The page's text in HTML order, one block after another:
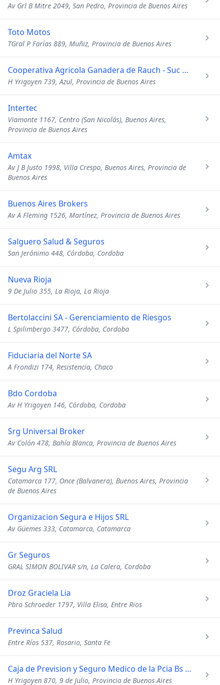
Av Grl B Mitre 2049, San Pedro, Provincia de Buenos Aires
Toto Motos
TGral P Farías 889, Muñiz, Provincia de Buenos Aires
Cooperativa Agricola Ganadera de Rauch - Suc Azul
H Yrigoyen 739, Azul, Provincia de Buenos Aires
Intertec
Viamonte 1167, Centro (San Nicolás), Buenos Aires,
Provincia de Buenos Aires
Amtax
Av J B Justo 1998, Villa Crespo, Buenos Aires, Provincia de
Buenos Aires
Buenos Aires Brokers
Av A Fleming 1526, Martínez, Provincia de Buenos Aires
Salguero Salud & Seguros
San Jerónimo 448, Córdoba, Cordoba
Nueva Rioja
9 De Julio 355, La Rioja, La Rioja
Bertolaccini SA - Gerenciamiento de Riesgos
L Spilimbergo 3477, Córdoba, Cordoba
Fiduciaria del Norte SA
A Frondizi 174, Resistencia, Chaco
Bdo Cordoba
Av H Yrigoyen 146, Córdoba, Cordoba
Srg Universal Broker
Av Colón 478, Bahía Blanca, Provincia de Buenos Aires
Segu Arg SRL
Catamarca 177, Once (Balvanera), Buenos Aires, Provincia
de Buenos Aires
Organizacion Segura e Hijos SRL
Av Güemes 333, Catamarca, Catamarca
Gr Seguros
GRAL SIMON BOLIVAR s/n, La Calera, Cordoba
Droz Graciela Lia
Pbro Schroeder 1797, Villa Elisa, Entre Rios
Previnca Salud
Entre Ríos 537, Rosario, Santa Fe
Caja de Prevision y Seguro Medico de la Pcia Bs As
H Yrigoyen 870, 9 de Julio, Provincia de Buenos Aires